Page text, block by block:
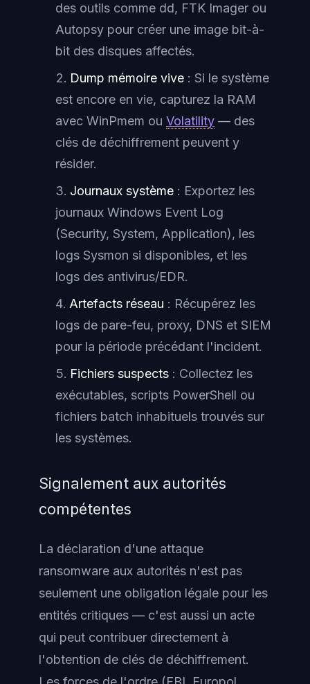
des outils comme dd, FTK Imager ou
Autopsy pour créer une image bit-à-
bit des disques affectés.
Dump mémoire vive : Si le système
est encore en vie, capturez la RAM
avec WinPmem ou Volatility — des
clés de déchiffrement peuvent y
résider.
Journaux système : Exportez les
journaux Windows Event Log
(Security, System, Application), les
logs Sysmon si disponibles, et les
logs des antivirus/EDR.
Artefacts réseau : Récupérez les
logs de pare-feu, proxy, DNS et SIEM
pour la période précédant l'incident.
Fichiers suspects : Collectez les
exécutables, scripts PowerShell ou
fichiers batch inhabituels trouvés sur
les systèmes.
Signalement aux autorités
compétentes
La déclaration d'une attaque
ransomware aux autorités n'est pas
seulement une obligation légale pour les
entités critiques — c'est aussi un acte
qui peut contribuer directement à
l'obtention de clés de déchiffrement.